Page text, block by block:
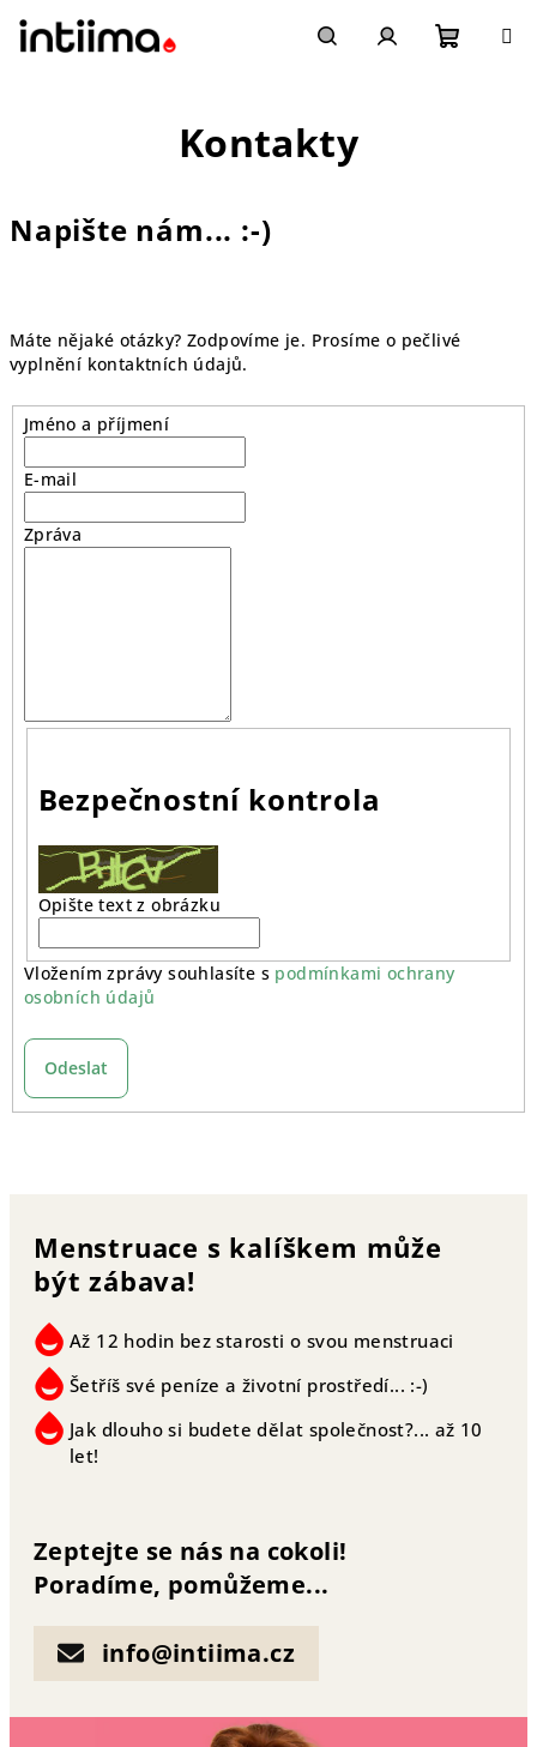
obsah
Kontakty
Napište nám... :-)
Máte nějaké otázky? Zodpovíme je. Prosíme o pečlivé
vyplnění kontaktních údajů.
Jméno a příjmení
E-mail
Zpráva
Bezpečnostní kontrola
Opište text z obrázku
Vložením zprávy souhlasíte s podmínkami ochrany
osobních údajů
Odeslat
Menstruace s kalíškem může
být zábava!
Až 12 hodin bez starosti o svou menstruaci
Šetříš své peníze a životní prostředí... :-)
Jak dlouho si budete dělat společnost?... až 10
let!
Zeptejte se nás na cokoli!
Poradíme, pomůžeme...
info@intiima.cz